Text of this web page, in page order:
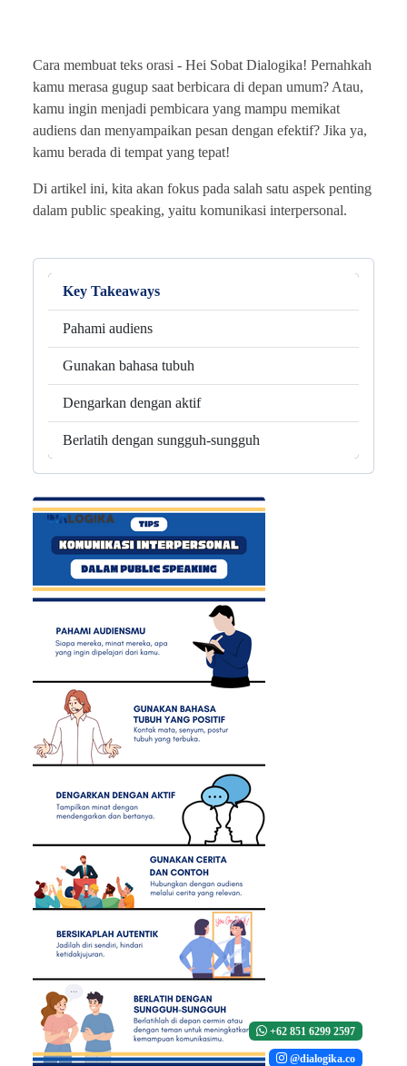
Cara membuat teks orasi - Hei Sobat Dialogika! Pernahkah
kamu merasa gugup saat berbicara di depan umum? Atau,
kamu ingin menjadi pembicara yang mampu memikat
audiens dan menyampaikan pesan dengan efektif? Jika ya,
kamu berada di tempat yang tepat!
Di artikel ini, kita akan fokus pada salah satu aspek penting
dalam public speaking, yaitu komunikasi interpersonal.
Key Takeaways
Pahami audiens
Gunakan bahasa tubuh
Dengarkan dengan aktif
Berlatih dengan sungguh-sungguh
+62 851 6299 2597
@dialogika.co